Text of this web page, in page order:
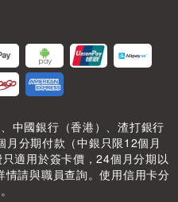
中國銀行（香港）、渣打銀行
分期付款（中銀只限12個月
適用於簽卡價，24個月分期以
請與職員查詢。使用信用卡分